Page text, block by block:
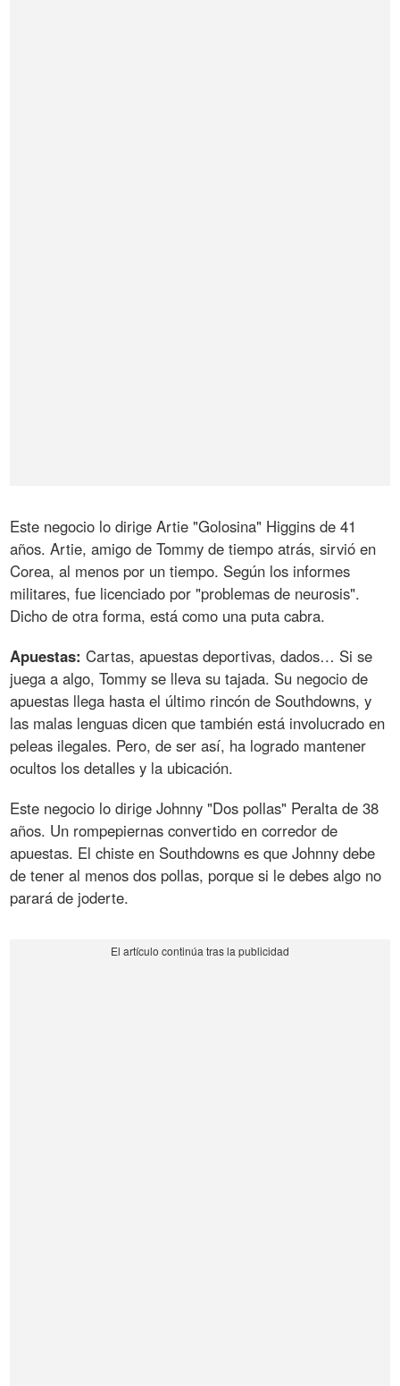
Este negocio lo dirige Artie "Golosina" Higgins de 41
años. Artie, amigo de Tommy de tiempo atrás, sirvió en
Corea, al menos por un tiempo. Según los informes
militares, fue licenciado por "problemas de neurosis".
Dicho de otra forma, está como una puta cabra.
Apuestas: Cartas, apuestas deportivas, dados… Si se
juega a algo, Tommy se lleva su tajada. Su negocio de
apuestas llega hasta el último rincón de Southdowns, y
las malas lenguas dicen que también está involucrado en
peleas ilegales. Pero, de ser así, ha logrado mantener
ocultos los detalles y la ubicación.
Este negocio lo dirige Johnny "Dos pollas" Peralta de 38
años. Un rompepiernas convertido en corredor de
apuestas. El chiste en Southdowns es que Johnny debe
de tener al menos dos pollas, porque si le debes algo no
parará de joderte.